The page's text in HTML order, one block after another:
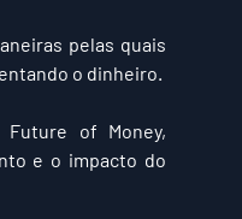
pelas quais
o dinheiro.
of Money,
e o impacto do